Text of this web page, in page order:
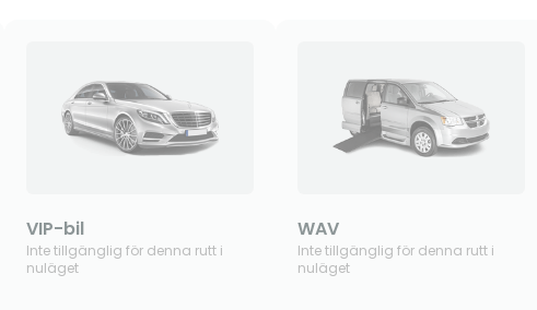
VIP-bil
Inte tillgänglig för denna rutt i
nuläget
WAV
Inte tillgänglig för denna rutt i
nuläget